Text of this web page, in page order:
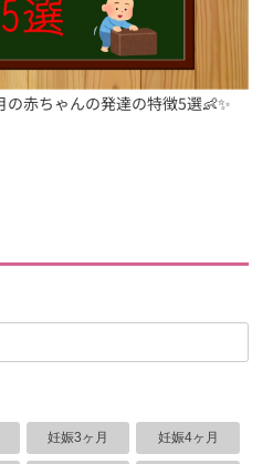
赤ちゃんの発達の特徴5選👶✨
妊娠3ヶ月 妊娠4ヶ月